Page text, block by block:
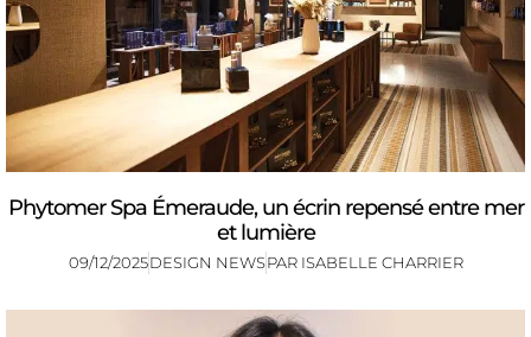
Phytomer Spa Émeraude, un écrin repensé entre mer
et lumière
09/12/2025DESIGN NEWSPAR ISABELLE CHARRIER